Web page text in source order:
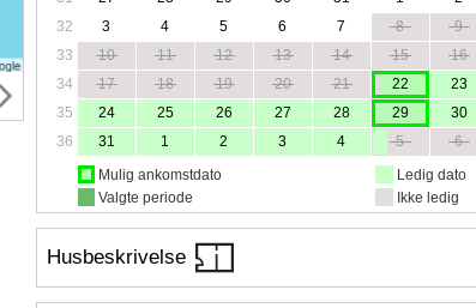
32
3 4 5 6 7 8
9
33
10 11 12 13 14 15
16
34
17 18 19 20 21 22
23
35
24 25 26 27 28 29
30
36
31 1 2 3 4 5
6
Mulig ankomstdato
Valgte periode
Ledig dato
Ikke ledig
Husbeskrivelse